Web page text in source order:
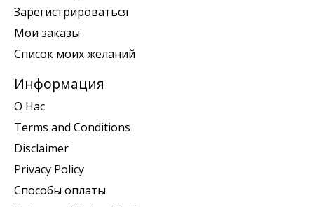
Зарегистрироваться
Мои заказы
Список моих желаний
Информация
О Нас
Terms and Conditions
Disclaimer
Privacy Policy
Способы оплаты